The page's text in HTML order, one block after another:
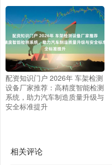
配资知识门户 2026年 车架检测
设备厂家推荐：高精度智能检测
系统，助力汽车制造质量升级与
安全标准提升
相关评论